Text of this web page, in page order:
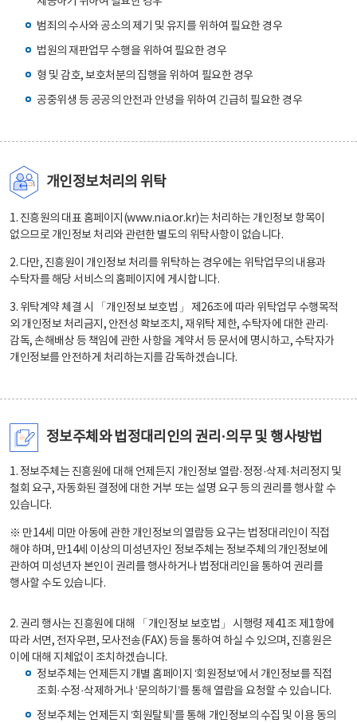
범죄의 수사와 공소의 제기 및 유지를 위하여 필요한 경우
법원의 재판업무 수행을 위하여 필요한 경우
형 및 감호, 보호처분의 집행을 위하여 필요한 경우
공중위생 등 공공의 안전과 안녕을 위하여 긴급히 필요한 경우
개인정보처리의 위탁
1. 진흥원의 대표 홈페이지(www.nia.or.kr)는 처리하는 개인정보 항목이
없으므로 개인정보 처리와 관련한 별도의 위탁사항이 없습니다.
2. 다만, 진흥원이 개인정보 처리를 위탁하는 경우에는 위탁업무의 내용과
수탁자를 해당 서비스의 홈페이지에 게시합니다.
3. 위탁계약 체결 시 「개인정보 보호법」 제26조에 따라 위탁업무 수행목적
외 개인정보 처리금지, 안전성 확보조치, 재위탁 제한, 수탁자에 대한 관리·
감독, 손해배상 등 책임에 관한 사항을 계약서 등 문서에 명시하고, 수탁자가
개인정보를 안전하게 처리하는지를 감독하겠습니다.
정보주체와 법정대리인의 권리·의무 및 행사방법
1. 정보주체는 진흥원에 대해 언제든지 개인정보 열람·정정·삭제·처리정지 및
철회 요구, 자동화된 결정에 대한 거부 또는 설명 요구 등의 권리를 행사할 수
있습니다.
※ 만14세 미만 아동에 관한 개인정보의 열람등 요구는 법정대리인이 직접
해야 하며, 만14세 이상의 미성년자인 정보주체는 정보주체의 개인정보에
관하여 미성년자 본인이 권리를 행사하거나 법정대리인을 통하여 권리를
행사할 수도 있습니다.
2. 권리 행사는 진흥원에 대해 「개인정보 보호법」 시행령 제41조 제1항에
따라 서면, 전자우편, 모사전송(FAX) 등을 통하여 하실 수 있으며, 진흥원은
이에 대해 지체없이 조치하겠습니다.
정보주체는 언제든지 개별 홈페이지 ‘회원정보’에서 개인정보를 직접
조회·수정·삭제하거나 ‘문의하기’를 통해 열람을 요청할 수 있습니다.
정보주체는 언제든지 ‘회원탈퇴’를 통해 개인정보의 수집 및 이용 동의